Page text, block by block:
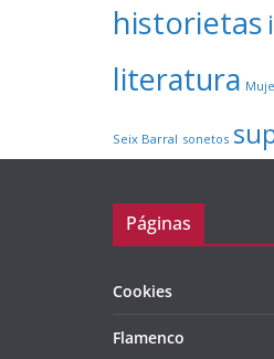
historietas
literatura
Seix Barral sonetos
Páginas
Cookies
Flamenco